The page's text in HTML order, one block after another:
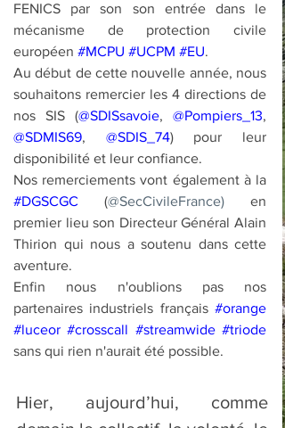
FENICS par son son entrée dans le
mécanisme de protection civile
européen #MCPU #UCPM #EU.
Au début de cette nouvelle année, nous
souhaitons remercier les 4 directions de
nos SIS (@SDISsavoie, @Pompiers_13
@SDMIS69, @SDIS_74) pour leur
disponibilité et leur confiance.
#DGSCGC (@SecCivileFrance) en
premier lieu son Directeur Général Alain
Thirion qui nous a soutenu dans cette
aventure.
Enfin nous n'oublions pas nos
partenaires industriels français #orange
#luceor #crosscall #streamwide #triode
sans qui rien n'aurait été possible.
Hier, aujourd’hui, comme